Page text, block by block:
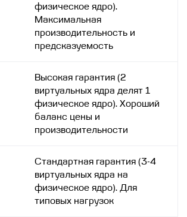
физическое ядро).
Максимальная
производительность и
предсказуемость
Высокая гарантия (2
виртуальных ядра делят 1
физическое ядро). Хороший
баланс цены и
производительности
Стандартная гарантия (3-4
виртуальных ядра на
физическое ядро). Для
типовых нагрузок